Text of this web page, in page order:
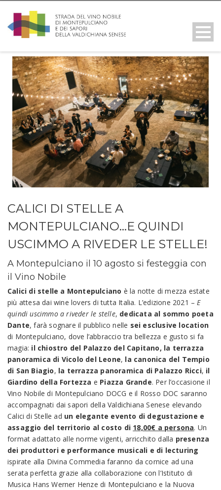
CALICI DI STELLE A
MONTEPULCIANO…E QUINDI
USCIMMO A RIVEDER LE STELLE!
A Montepulciano il 10 agosto si festeggia con
il Vino Nobile
Calici di stelle a Montepulciano è la notte di mezza estate
più attesa dai wine lovers di tutta Italia. L’edizione 2021 –E
quindi uscimmo a riveder le stelle, dedicata al sommo poeta
Dante, farà sognare il pubblico nelle sei esclusive location
di Montepulciano, dove l’abbraccio tra bellezza e gusto si fa
magia: il chiostro del Palazzo del Capitano, la terrazza
panoramica di Vicolo del Leone, la canonica del Tempio
di San Biagio, la terrazza panoramica di Palazzo Ricci, il
Giardino della Fortezza e Piazza Grande. Per l’occasione il
Vino Nobile di Montepulciano DOCG e il Rosso DOC saranno
accompagnati dai sapori della Valdichiana Senese elevando
Calici di Stelle ad un elegante evento di degustazione e
assaggio del territorio al costo di 18,00€ a persona. Un
format adattato alle norme vigenti, arricchito dalla presenza
dei produttori e performance musicali e di lecturing
ispirate alla Divina Commedia faranno da cornice ad una
serata perfetta grazie alla collaborazione con l’Istituto di
Musica Hans Werner Henze di Montepulciano e la Nuova